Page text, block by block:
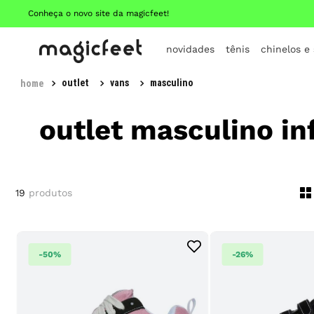
Conheça o novo site da magicfeet!
novidades tênis chinelos e
outlet vans masculino
outlet masculino
19 produtos
-50% -26%